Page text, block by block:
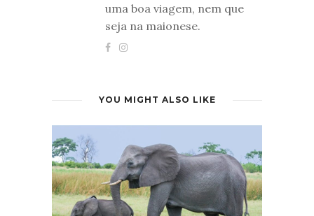
uma boa viagem, nem que
seja na maionese.
YOU MIGHT ALSO LIKE